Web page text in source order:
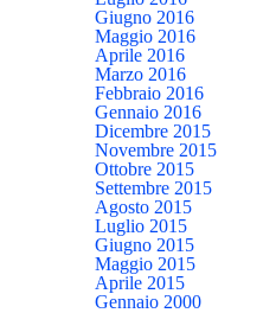
Giugno 2016
Maggio 2016
Aprile 2016
Marzo 2016
Febbraio 2016
Gennaio 2016
Dicembre 2015
Novembre 2015
Ottobre 2015
Settembre 2015
Agosto 2015
Luglio 2015
Giugno 2015
Maggio 2015
Aprile 2015
Gennaio 2000